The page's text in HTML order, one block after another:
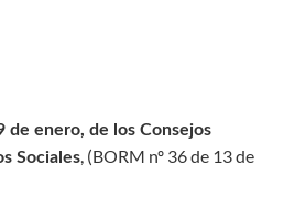
de enero, de los Consejos
Sociales, (BORM nº 36 de 13 de